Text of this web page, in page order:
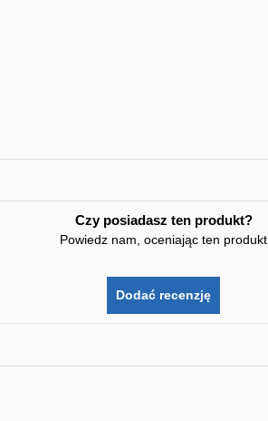
Czy posiadasz ten produkt?
Powiedz nam, oceniając ten produkt
Dodać recenzję